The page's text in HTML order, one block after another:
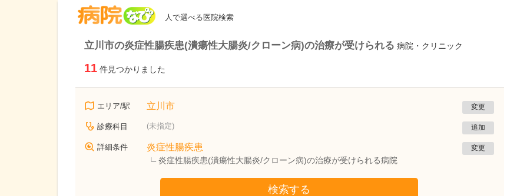
人で選べる医院検索
立川市の炎症性腸疾患(潰瘍性大腸炎/クローン病)の治療が受けられる 病院・クリニック
11 件見つかりました
エリア/駅 立川市 変更
診療科目 (未指定) 追加
詳細条件 炎症性腸疾患
炎症性腸疾患(潰瘍性大腸炎/クローン病)の治療が受けられる病院
変更
検索する